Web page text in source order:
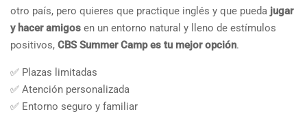
otro país, pero quieres que practique inglés y que pueda jugar
y hacer amigos en un entorno natural y lleno de estímulos
positivos, CBS Summer Camp es tu mejor opción.
✅ Plazas limitadas
✅ Atención personalizada
✅ Entorno seguro y familiar